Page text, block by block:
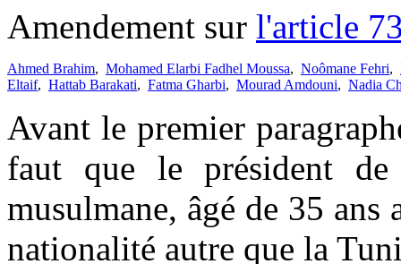
Amendement sur l'article
Ahmed Brahim, Mohamed Elarbi Fadhel Moussa, Noômane Fehri,
Eltaif, Hattab Barakati, Fatma Gharbi, Mourad Amdouni, Nadia
Avant le premier
faut que le président
musulmane, âgé de 35
nationalité autre que la